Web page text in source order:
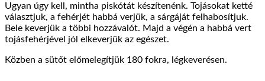
Ugyan úgy kell, mintha piskótát készítenénk. Tojásokat ketté
választjuk, a fehérjét habbá verjük, a sárgáját felhabosítjuk.
Bele keverjük a többi hozzávalót. Majd a végén a habbá vert
tojásfehérjével jól elkeverjük az egészet.
Közben a sütőt előmelegítjük 180 fokra, légkeverésen.